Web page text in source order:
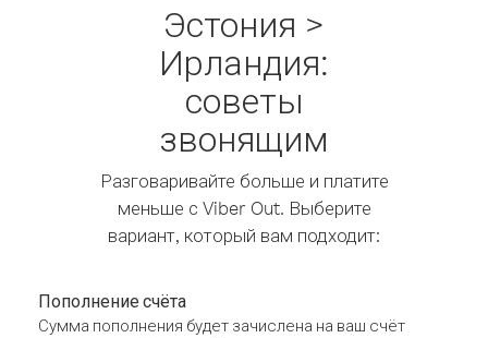
Эстония >
Ирландия:
советы
звонящим
Разговаривайте больше и платите
меньше с Viber Out. Выберите
вариант, который вам подходит:
Пополнение счёта
Сумма пополнения будет зачислена на ваш счёт